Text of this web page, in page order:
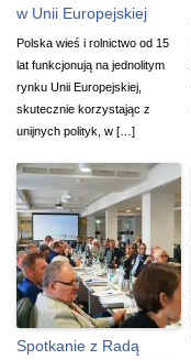
w Unii Europejskiej
Polska wieś i rolnictwo od 15
lat funkcjonują na jednolitym
rynku Unii Europejskiej,
skutecznie korzystając z
unijnych polityk, w […]
Spotkanie z Radą